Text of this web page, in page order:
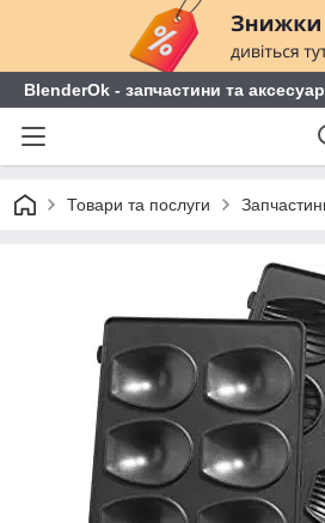
BlenderOk - запчастини та
Товари та послуги